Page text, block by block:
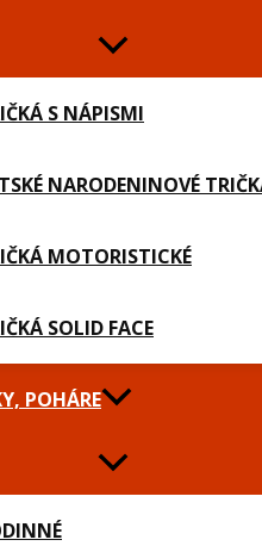
S NÁPISMI
NARODENINOVÉ
MOTORISTICKÉ
SOLID FACE
POHÁRE